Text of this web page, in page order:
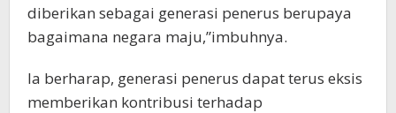
diberikan sebagai generasi penerus berupaya
bagaimana negara maju,”imbuhnya.
Ia berharap, generasi penerus dapat terus eksis
memberikan kontribusi terhadap